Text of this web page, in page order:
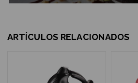
ARTÍCULOS RELACIONADOS